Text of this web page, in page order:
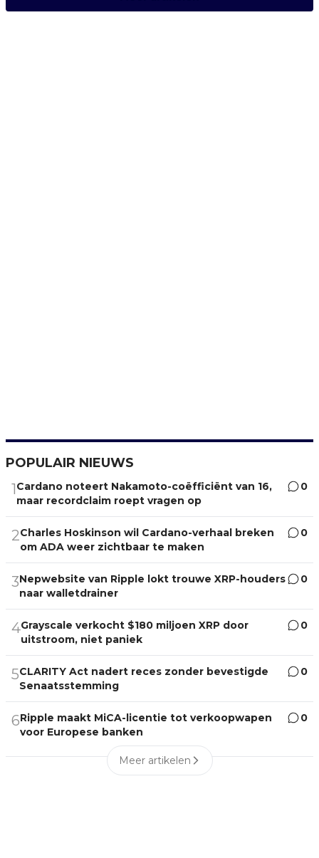
POPULAIR NIEUWS
1Cardano noteert Nakamoto-coëfficiënt van 16,
maar recordclaim roept vragen op
0
2Charles Hoskinson wil Cardano-verhaal breken
om ADA weer zichtbaar te maken
0
3Nepwebsite van Ripple lokt trouwe XRP-houders
naar walletdrainer
0
4Grayscale verkocht $180 miljoen XRP door
uitstroom, niet paniek
0
5CLARITY Act nadert reces zonder bevestigde
Senaatsstemming
0
6Ripple maakt MiCA-licentie tot verkoopwapen
voor Europese banken
0
Meer artikelen